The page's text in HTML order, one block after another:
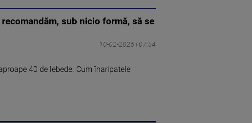
sub nicio formă, să se
10-02-2026 | 07:54
40 de lebede. Cum înaripatele